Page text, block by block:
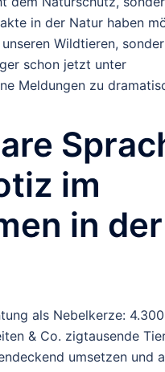
in der Natur haben
Wildtieren,
schon jetzt unter
Meldungen zu
im
in der
als Nebelkerze:
& Co. zigtausende
umsetzen und